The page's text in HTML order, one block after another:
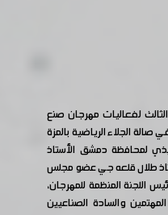
لفعاليات مهرجان صنع
خيرك " في صالة الجلاء الرياضية بالمزة
لمحافظة دمشق الأستاذ
طلال قلعه جي عضو مجلس
اللجنة المنظمة للمهرجان،
والسادة الصناعيين